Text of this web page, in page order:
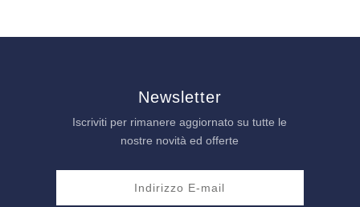
Newsletter
Iscriviti per rimanere aggiornato su tutte le
nostre novità ed offerte